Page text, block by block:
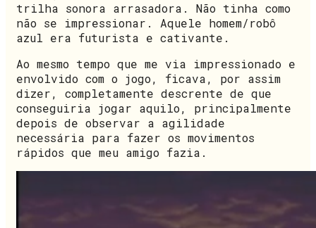
trilha sonora arrasadora. Não tinha como
não se impressionar. Aquele homem/robô
azul era futurista e cativante.
Ao mesmo tempo que me via impressionado e
envolvido com o jogo, ficava, por assim
dizer, completamente descrente de que
conseguiria jogar aquilo, principalmente
depois de observar a agilidade
necessária para fazer os movimentos
rápidos que meu amigo fazia.